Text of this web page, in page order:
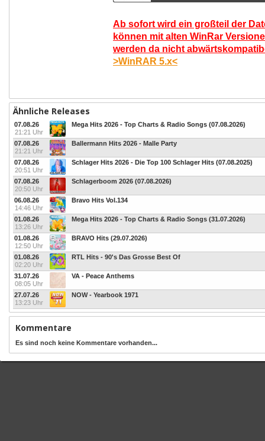
Ab sofort wird ein großteil der
können mit alten WinRar
werden da nicht
>WinRAR 5.x<
Ähnliche Releases
07.08.26
21:21 Uhr
Mega Hits 2026 - Top Charts & Radio Songs (07.08.2026)
07.08.26
21:21 Uhr
Ballermann Hits 2026 - Malle Party
07.08.26
20:51 Uhr
Schlager Hits 2026 - Die Top 100 Schlager Hits (07.08.2025)
07.08.26
20:50 Uhr
Schlagerboom 2026 (07.08.2026)
06.08.26
14:46 Uhr
Bravo Hits Vol.134
01.08.26
13:26 Uhr
Mega Hits 2026 - Top Charts & Radio Songs (31.07.2026)
01.08.26
12:50 Uhr
BRAVO Hits (29.07.2026)
01.08.26
02:20 Uhr
RTL Hits - 90's Das Grosse Best Of
31.07.26
08:05 Uhr
VA - Peace Anthems
27.07.26
13:23 Uhr
NOW - Yearbook 1971
Kommentare
Es sind noch keine Kommentare vorhanden...